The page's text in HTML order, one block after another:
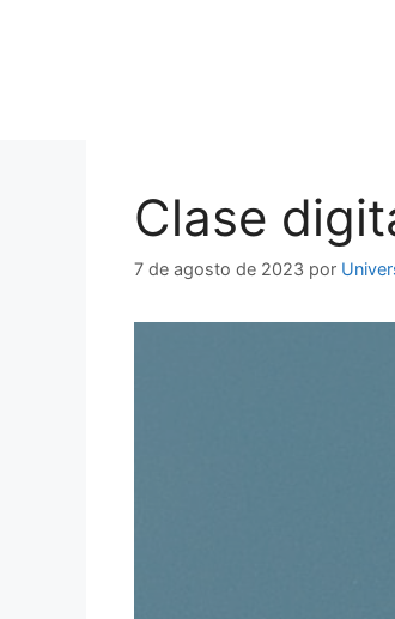
Clase
7 de agosto de 2023 por